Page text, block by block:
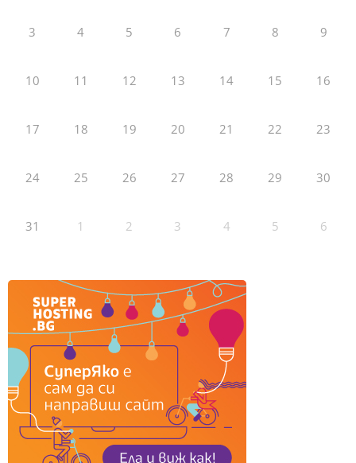
3 4 5 6 7 8 9
10 11 12 13 14 15 16
17 18 19 20 21 22 23
24 25 26 27 28 29 30
31 1 2 3 4 5 6